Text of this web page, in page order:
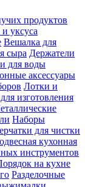
продуктов
уксуса
Вешалка для
сыра Держатели
для воды
аксессуары
Лотки и
изготовления
Наборы
для чистки
кухонная
инструментов
на кухне
Разделочные